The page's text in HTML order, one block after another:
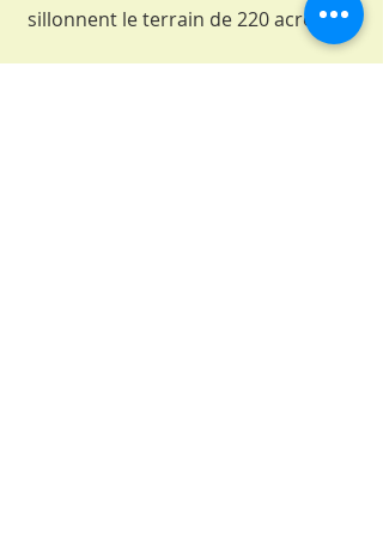
sillonnent le terrain de 220 acres.